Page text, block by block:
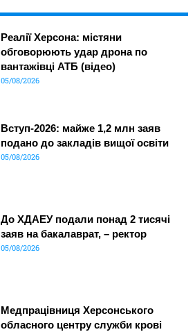
Реалії Херсона: містяни
обговорюють удар дрона по
вантажівці АТБ (відео)
05/08/2026
Вступ-2026: майже 1,2 млн заяв
подано до закладів вищої освіти
05/08/2026
До ХДАЕУ подали понад 2 тисячі
заяв на бакалаврат, – ректор
05/08/2026
Медпрацівниця Херсонського
обласного центру служби крові